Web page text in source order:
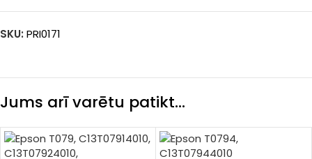
SKU: PRI0171
Jums arī varētu patikt…